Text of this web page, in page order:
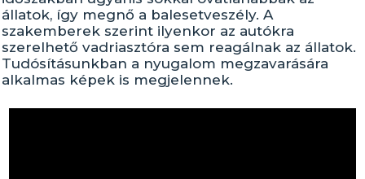
állatok, így megnő a balesetveszély. A
szakemberek szerint ilyenkor az autókra
szerelhető vadriasztóra sem reagálnak az állatok.
Tudósításunkban a nyugalom megzavarására
alkalmas képek is megjelennek.